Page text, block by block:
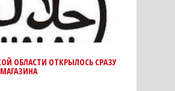
ОБЛАСТИ ОТКРЫЛОСЬ СРАЗУ